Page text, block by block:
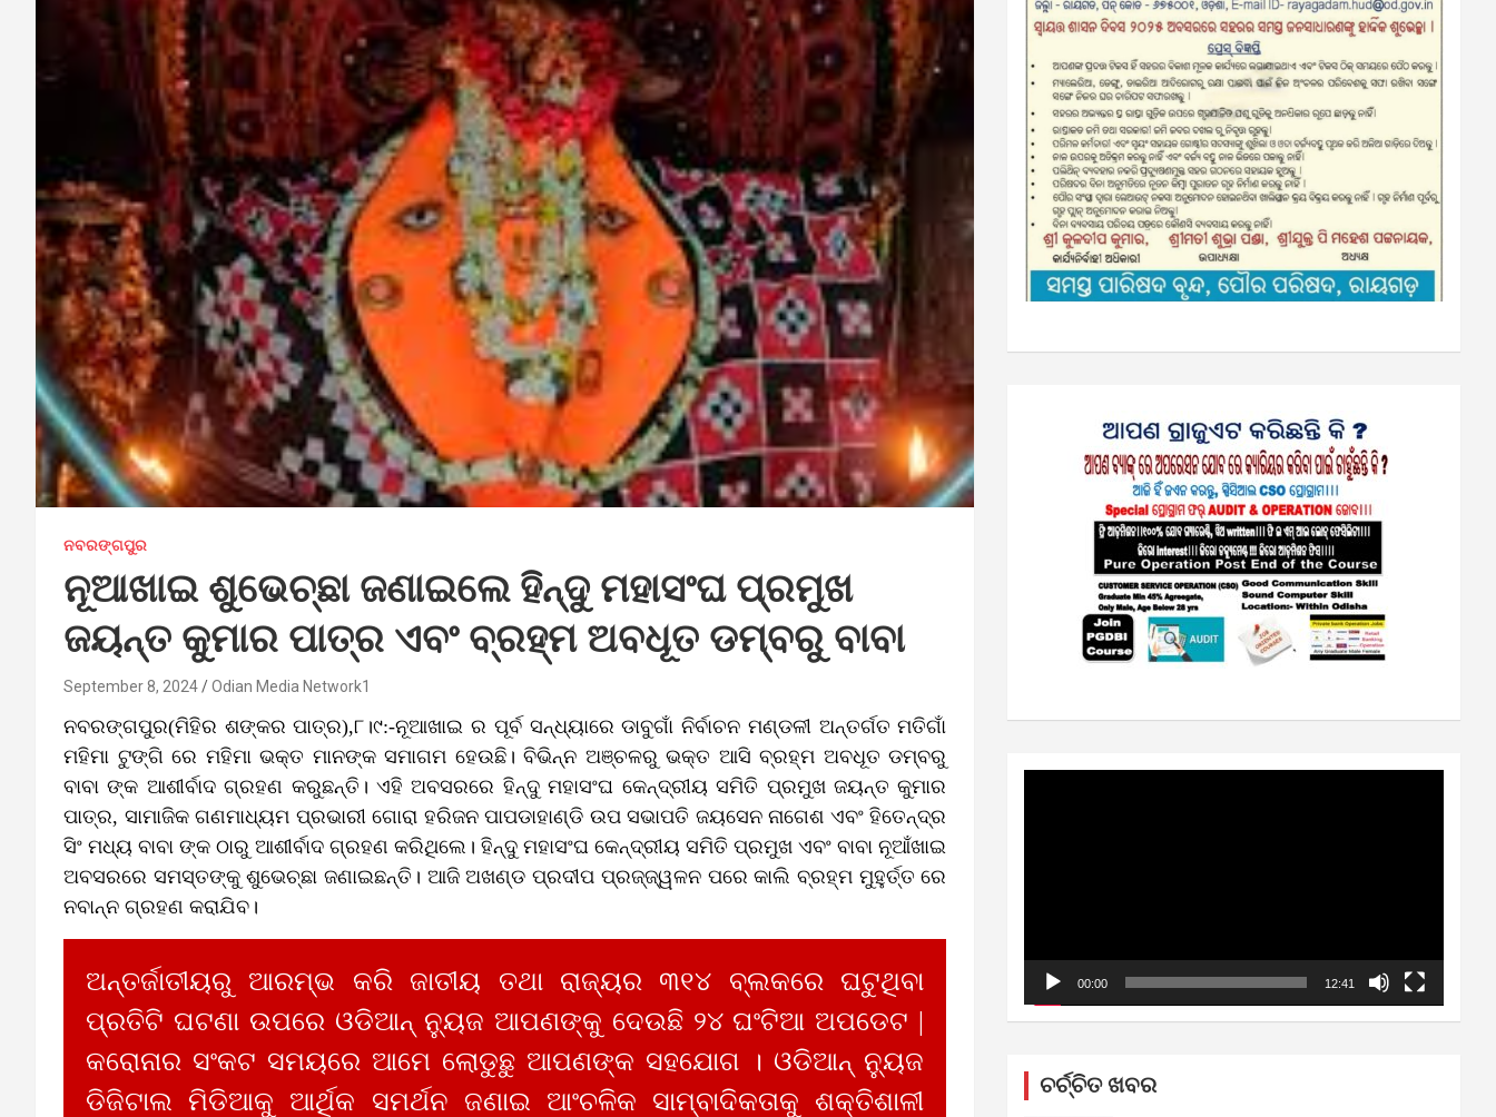
ନବରଙ୍ଗପୁର
ନୂଆଖାଇ ଶୁଭେଚ୍ଛା ଜଣାଇଲେ ହିନ୍ଦୁ ମହାସଂଘ ପ୍ରମୁଖ
ଜୟନ୍ତ କୁମାର ପାତ୍ର ଏବଂ ବ୍ରହ୍ମ ଅବଧୂତ ଡମ୍ବରୁ ବାବା
September 8, 2024 Odian Media Network1
ନବରଙ୍ଗପୁର(ମିହିର ଶଙ୍କର ପାତ୍ର),୮।୯:-ନୂଆଖାଇ ର ପୂର୍ବ ସନ୍ଧ୍ୟାରେ ଡାବୁଗାଁ ନିର୍ବାଚନ ମଣ୍ଡଳୀ ଅନ୍ତର୍ଗତ ମତିଗାଁ
ମହିମା ଟୁଙ୍ଗି ରେ ମହିମା ଭକ୍ତ ମାନଙ୍କ ସମାଗମ ହେଉଛି। ବିଭିନ୍ନ ଅଞ୍ଚଳରୁ ଭକ୍ତ ଆସି ବ୍ରହ୍ମ ଅବଧୂତ ଡମ୍ବରୁ
ବାବା ଙ୍କ ଆଶୀର୍ବାଦ ଗ୍ରହଣ କରୁଛନ୍ତି। ଏହି ଅବସରରେ ହିନ୍ଦୁ ମହାସଂଘ କେନ୍ଦ୍ରୀୟ ସମିତି ପ୍ରମୁଖ ଜୟନ୍ତ କୁମାର
ପାତ୍ର, ସାମାଜିକ ଗଣମାଧ୍ୟମ ପ୍ରଭାରୀ ଗୋରା ହରିଜନ ପାପଡାହାଣ୍ଡି ଉପ ସଭାପତି ଜୟସେନ ନାଗେଶ ଏବଂ ହିତେନ୍ଦ୍ର
ସିଂ ମଧ୍ୟ ବାବା ଙ୍କ ଠାରୁ ଆଶୀର୍ବାଦ ଗ୍ରହଣ କରିଥିଲେ। ହିନ୍ଦୁ ମହାସଂଘ କେନ୍ଦ୍ରୀୟ ସମିତି ପ୍ରମୁଖ ଏବଂ ବାବା ନୂଆଁଖାଇ
ଅବସରରେ ସମସ୍ତଙ୍କୁ ଶୁଭେଚ୍ଛା ଜଣାଇଛନ୍ତି। ଆଜି ଅଖଣ୍ଡ ପ୍ରଦୀପ ପ୍ରଜ୍ଜ୍ୱଳନ ପରେ କାଲି ବ୍ରହ୍ମ ମୁହୁର୍ତ୍ତ ରେ
ନବାନ୍ନ ଗ୍ରହଣ କରାଯିବ।
ଅନ୍ତର୍ଜାତୀୟରୁ ଆରମ୍ଭ କରି ଜାତୀୟ ତଥା ରାଜ୍ୟର ୩୧୪ ବ୍ଲକରେ ଘଟୁଥିବା
ପ୍ରତିଟି ଘଟଣା ଉପରେ ଓଡିଆନ୍ ନ୍ୟୁଜ ଆପଣଙ୍କୁ ଦେଉଛି ୨୪ ଘଂଟିଆ ଅପଡେଟ |
କରୋନାର ସଂକଟ ସମୟରେ ଆମେ ଲୋଡୁଛୁ ଆପଣଙ୍କ ସହଯୋଗ । ଓଡିଆନ୍ ନ୍ୟୁଜ
ଡିଜିଟାଲ ମିଡିଆକୁ ଆର୍ଥିକ ସମର୍ଥନ ଜଣାଇ ଆଂଚଳିକ ସାମ୍ବାଦିକତାକୁ ଶକ୍ତିଶାଳୀ
00:00 12:41
ଚର୍ଚ୍ଚିତ ଖବର